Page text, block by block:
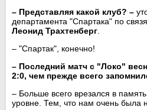
– Представляя какой клуб? –
департамента "Спартака" по
Леонид Трахтенберг
– "Спартак", конечно!
– Последний матч с "Локо"
2:0, чем прежде всего
– Больше всего врезался в
уровне. Тем, что нам очень была